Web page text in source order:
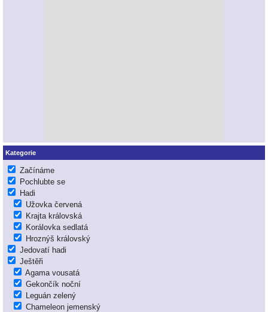
Kategorie
Začínáme
Pochlubte se
Hadi
Užovka červená
Krajta královská
Korálovka sedlatá
Hroznýš královský
Jedovatí hadi
Ještěři
Agama vousatá
Gekončík noční
Leguán zelený
Chameleon jemenský